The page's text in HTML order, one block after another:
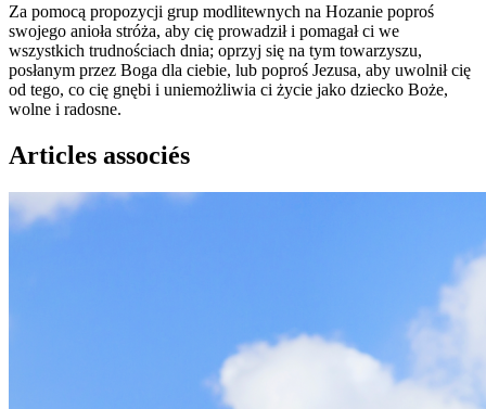
Za pomocą propozycji grup modlitewnych na Hozanie poproś
swojego anioła stróża, aby cię prowadził i pomagał ci we
wszystkich trudnościach dnia; oprzyj się na tym towarzyszu,
posłanym przez Boga dla ciebie, lub poproś Jezusa, aby uwolnił cię
od tego, co cię gnębi i uniemożliwia ci życie jako dziecko Boże,
wolne i radosne.
Articles associés